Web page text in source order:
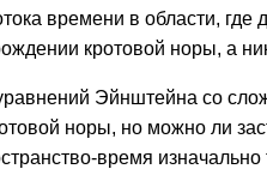
времени в области,
кротовой норы, а
Эйнштейна со
норы, но можно ли
время